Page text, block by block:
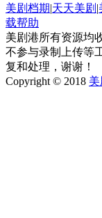
美剧档期|天天美剧 |
载帮助
美剧港所有资源均
不参与录制上传等
复和处理，谢谢！
Copyright © 2018